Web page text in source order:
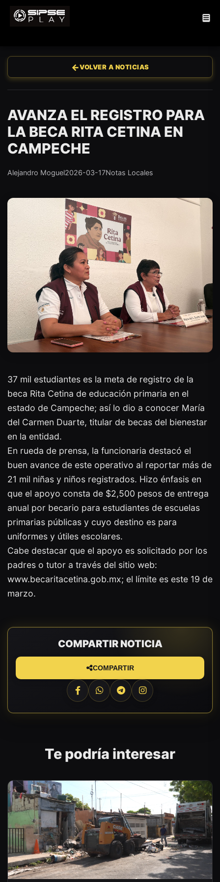
←VOLVER A NOTICIAS
AVANZA EL REGISTRO PARA
LA BECA RITA CETINA EN
CAMPECHE
Alejandro Moguel2026-03-17Notas Locales
37 mil estudiantes es la meta de registro de la
beca Rita Cetina de educación primaria en el
estado de Campeche; así lo dio a conocer María
del Carmen Duarte, titular de becas del bienestar
en la entidad.
En rueda de prensa, la funcionaria destacó el
buen avance de este operativo al reportar más de
21 mil niñas y niños registrados. Hizo énfasis en
que el apoyo consta de $2,500 pesos de entrega
anual por becario para estudiantes de escuelas
primarias públicas y cuyo destino es para
uniformes y útiles escolares.
Cabe destacar que el apoyo es solicitado por los
padres o tutor a través del sitio web:
www.becaritacetina.gob.mx; el límite es este 19 de
marzo.
COMPARTIR NOTICIA
COMPARTIR
Te podría interesar